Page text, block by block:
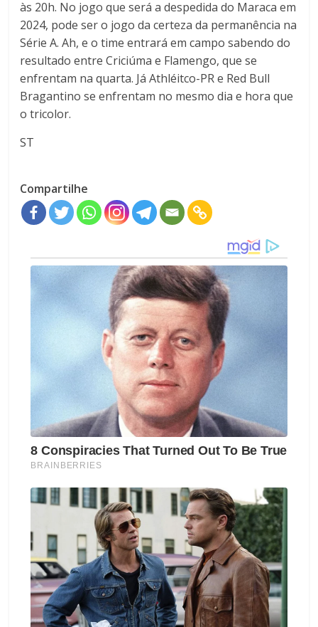
às 20h. No jogo que será a despedida do Maraca em
2024, pode ser o jogo da certeza da permanência na
Série A. Ah, e o time entrará em campo sabendo do
resultado entre Criciúma e Flamengo, que se
enfrentam na quarta. Já Athléitco-PR e Red Bull
Bragantino se enfrentam no mesmo dia e hora que
o tricolor.
ST
Compartilhe